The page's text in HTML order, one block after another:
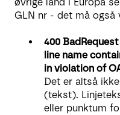
GLN nr - det må
400
line name
in violation of
Det er altså
(tekst).
eller punktum